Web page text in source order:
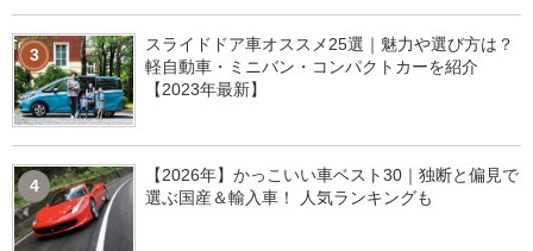
3
スライドドア車オススメ25選｜魅力や選び方は？
軽自動車・ミニバン・コンパクトカーを紹介
【2023年最新】
4
【2026年】かっこいい車ベスト30｜独断と偏見で
選ぶ国産＆輸入車！ 人気ランキングも